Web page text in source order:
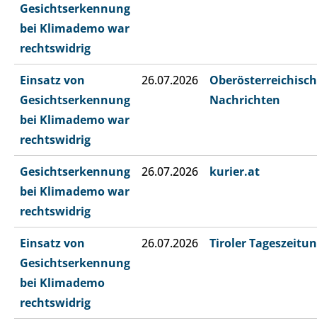
Gesichtserkennung
bei Klimademo war
rechtswidrig
Einsatz von
Gesichtserkennung
bei Klimademo war
rechtswidrig
26.07.2026
Nachrichten
Gesichtserkennung
bei Klimademo war
rechtswidrig
26.07.2026 kurier.at
Einsatz von
Gesichtserkennung
bei Klimademo
rechtswidrig
26.07.2026 Tiroler